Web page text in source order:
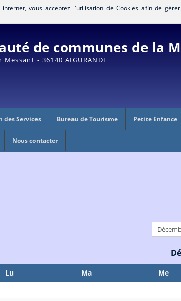
vous acceptez l'utilisation de Cookies afin de
de communes de la
Messant - 36140 AIGURANDE
des Services Bureau de Tourisme Petite Enfance
Nous contacter
mois
Lu Ma Me